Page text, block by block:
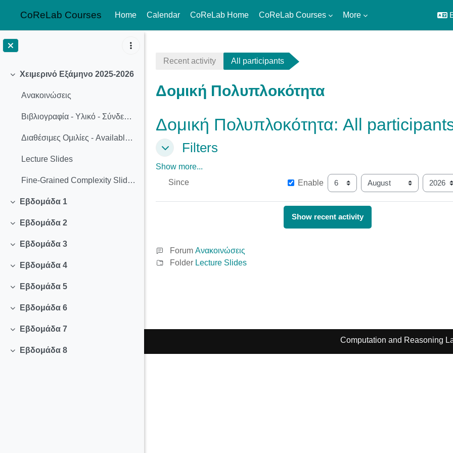
CoReLab Courses Home Calendar CoReLab Home CoReLab Courses More
Collapse
Χειμερινό Εξάμηνο 2025-2026
Ανακοινώσεις
Βιβλιογραφία - Υλικό - Σύνδεσμοι
Διαθέσιμες Ομιλίες - Available Presentation Topics
Lecture Slides
Fine-Grained Complexity Slides (latest dev version)
Collapse
Εβδομάδα 1
Collapse
Εβδομάδα 2
Collapse
Εβδομάδα 3
Collapse
Εβδομάδα 4
Collapse
Εβδομάδα 5
Collapse
Εβδομάδα 6
Collapse
Εβδομάδα 7
Collapse
Εβδομάδα 8
Recent activity All participants
Δομική Πολυπλοκότητα
Δομική Πολυπλοκότητα: All
Filters
Filters
Filters
Show more...
Since
Enable Day Month
Forum Ανακοινώσεις
Folder Lecture Slides
Computation and Reasoning